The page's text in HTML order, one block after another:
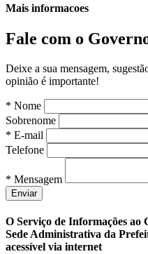
Mais informacoes
Fale com o
Deixe a sua mensagem,
opinião é importante!
* Nome
Sobrenome
* E-mail
Telefone
* Mensagem
O Serviço de Informações ao
Sede Administrativa da
acessível via internet